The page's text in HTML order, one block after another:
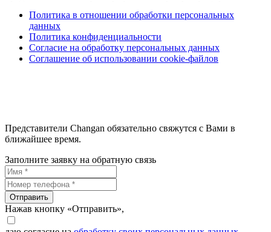
Политика в отношении обработки персональных
данных
Политика конфиденциальности
Согласие на обработку персональных данных
Соглашение об использовании cookie-файлов
Представители Changan обязательно свяжутся с Вами в
ближайшее время.
Заполните заявку на обратную связь
Отправить
Нажав кнопку «Отправить»,